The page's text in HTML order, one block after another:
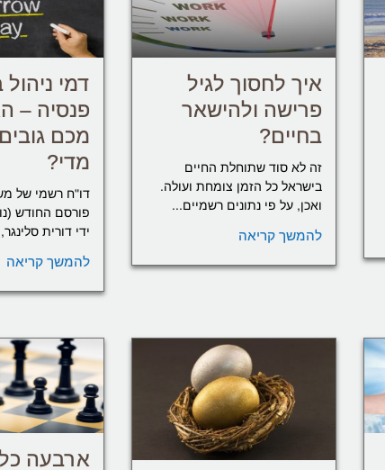
איך לחסוך לגיל
פרישה ולהישאר
בחיים?
זה לא סוד שתוחלת החיים
בישראל כל הזמן צומחת ועולה.
ואכן, על פי נתונים רשמיים...
להמשך קריאה
דמי ניהול
פנסיה –
מכם
מדי?
דו"ח רשמי של
ידי דורית
להמשך קריאה
ארבעה